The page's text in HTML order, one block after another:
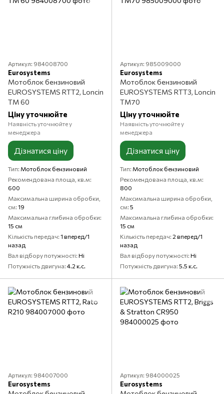
Артикул: 984008700
Eurosystems
Мотоблок бензиновий
EUROSYSTEMS RTT2, Loncin
TM 60
Ціну уточнюйте
Наявність уточнюйте у
менеджера
Дізнатися ціну
Тип Мотоблок бензиновий
Рекомендована площа, кв.м
600
Максимальна ширина обробки,
см 19
Максимальна глибина обробки
15 см
Кількість передач 1 вперед/1
назад
Вал відбору потужності Ні
Потужність двигуна 4.2 к.с.
Артикул: 985009000
Eurosystems
Мотоблок бензиновий
EUROSYSTEMS RTT3, Loncin
TM70
Ціну уточнюйте
Наявність уточнюйте у
менеджера
Дізнатися ціну
Тип Мотоблок бензиновий
Рекомендована площа, кв.м
800
Максимальна ширина обробки,
см 5
Максимальна глибина обробки
15 см
Кількість передач 2 вперед/1
назад
Вал відбору потужності Ні
Потужність двигуна 5.5 к.с.
Артикул: 984007000
Eurosystems
Артикул: 984000025
Eurosystems